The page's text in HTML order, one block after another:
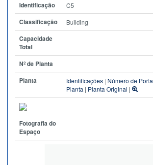
Identificação C5
Classificação Building
Capacidade
Total
Nº de Planta
Planta
Identificações | Número de Porta
Planta | Planta Original |
Fotografia do
Espaço